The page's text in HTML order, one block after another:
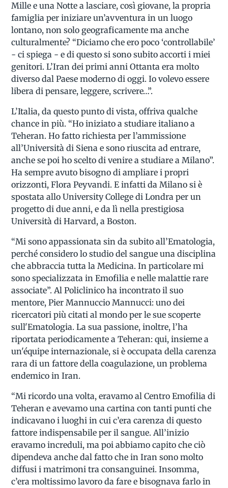
Mille e una Notte a lasciare, così giovane, la propria
famiglia per iniziare un’avventura in un luogo
lontano, non solo geograficamente ma anche
culturalmente? “Diciamo che ero poco ‘controllabile’
- ci spiega - e di questo si sono subito accorti i miei
genitori. L’Iran dei primi anni Ottanta era molto
diverso dal Paese moderno di oggi. Io volevo essere
libera di pensare, leggere, scrivere…”.
L’Italia, da questo punto di vista, offriva qualche
chance in più. “Ho iniziato a studiare italiano a
Teheran. Ho fatto richiesta per l’ammissione
all’Università di Siena e sono riuscita ad entrare,
anche se poi ho scelto di venire a studiare a Milano”.
Ha sempre avuto bisogno di ampliare i propri
orizzonti, Flora Peyvandi. E infatti da Milano si è
spostata allo University College di Londra per un
progetto di due anni, e da lì nella prestigiosa
Università di Harvard, a Boston.
“Mi sono appassionata sin da subito all’Ematologia,
perché considero lo studio del sangue una disciplina
che abbraccia tutta la Medicina. In particolare mi
sono specializzata in Emofilia e nelle malattie rare
associate”. Al Policlinico ha incontrato il suo
mentore, Pier Mannuccio Mannucci: uno dei
ricercatori più citati al mondo per le sue scoperte
sull'Ematologia. La sua passione, inoltre, l’ha
riportata periodicamente a Teheran: qui, insieme a
un'équipe internazionale, si è occupata della carenza
rara di un fattore della coagulazione, un problema
endemico in Iran.
“Mi ricordo una volta, eravamo al Centro Emofilia di
Teheran e avevamo una cartina con tanti punti che
indicavano i luoghi in cui c’era carenza di questo
fattore indispensabile per il sangue. All’inizio
eravamo increduli, ma poi abbiamo capito che ciò
dipendeva anche dal fatto che in Iran sono molto
diffusi i matrimoni tra consanguinei. Insomma,
c’era moltissimo lavoro da fare e bisognava farlo in